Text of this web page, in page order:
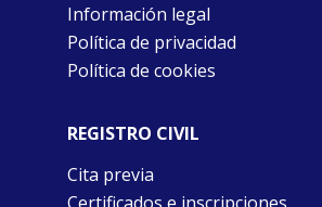
Información legal
Política de privacidad
Política de cookies
REGISTRO CIVIL
Cita previa